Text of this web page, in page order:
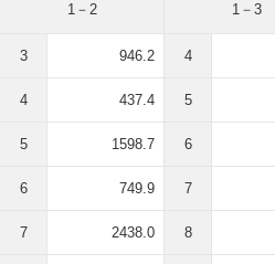
1－2
3 946.2
4 437.4
5 1598.7
6 749.9
7 2438.0
1－3
4
5
6
7
8